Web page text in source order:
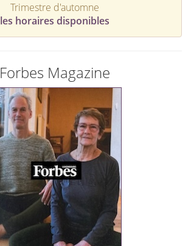
Trimestre d'automne
les horaires disponibles
Forbes Magazine